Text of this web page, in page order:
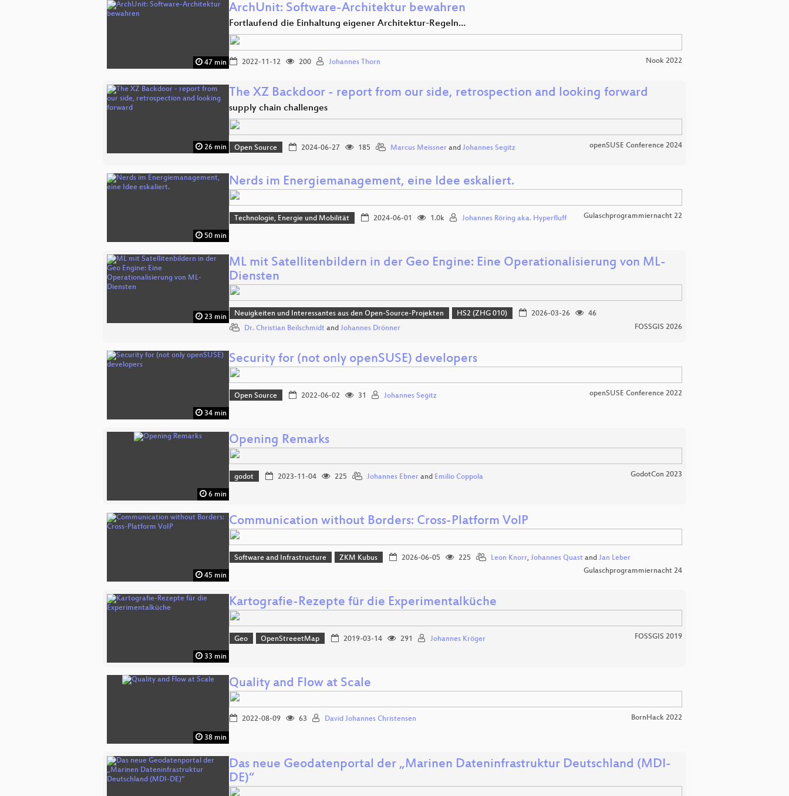
47 min
ArchUnit: Software-Architektur bewahren
Fortlaufend die Einhaltung eigener Architektur-Regeln…
2022-11-12 200 Johannes Thorn Nook 2022
26 min
The XZ Backdoor - report from our side, retrospection and looking forward
supply chain challenges
Open Source 2024-06-27 185 Marcus Meissnerand Johannes Segitz openSUSE Conference 2024
50 min
Nerds im Energiemanagement, eine Idee eskaliert.
Technologie, Energie und Mobilität 2024-06-01 1.0k Johannes Röring aka. Hyperfluff Gulaschprogrammiernacht 22
23 min
ML mit Satellitenbildern in der Geo Engine: Eine Operationalisierung von ML-
Diensten
Neuigkeiten und Interessantes aus den Open-Source-Projekten HS2 (ZHG 010) 2026-03-26
46
Dr. Christian Beilschmidt and Johannes Drönner FOSSGIS 2026
34 min
Security for (not only openSUSE) developers
Open Source 2022-06-02 31 Johannes Segitz openSUSE Conference 2022
6 min
Opening Remarks
godot 2023-11-04 225 Johannes Ebnerand Emilio Coppola GodotCon 2023
45 min
Communication without Borders: Cross-Platform VoIP
Software and Infrastructure ZKM Kubus 2026-06-05 225 Leon Knorr, Johannes Quastand Jan Leber
Gulaschprogrammiernacht 24
33 min
Kartografie-Rezepte für die Experimentalküche
Geo OpenStreeetMap 2019-03-14 291 Johannes Kröger FOSSGIS 2019
38 min
Quality and Flow at Scale
2022-08-09 63 David Johannes Christensen BornHack 2022
Das neue Geodatenportal der „Marinen Dateninfrastruktur Deutschland (MDI-
DE)“